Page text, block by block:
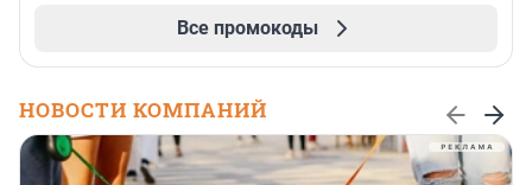
Все промокоды
НОВОСТИ КОМПАНИЙ